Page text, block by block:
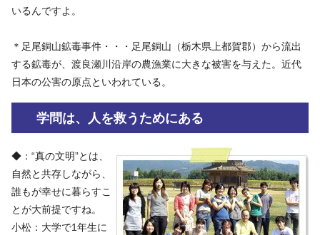
いるんですよ。
＊足尾銅山鉱毒事件・・・足尾銅山（栃木県上都賀郡）から流出
する鉱毒が、渡良瀬川沿岸の農漁業に大きな被害を与えた。近代
日本の公害の原点といわれている。
学問は、人を救うためにある
◆：“真の文明”とは、
自然と共存しながら、
誰もが幸せに暮らすこ
とが大前提ですね。
小松：大学で1年生に